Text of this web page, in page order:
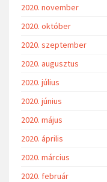
2020. november
2020. október
2020. szeptember
2020. augusztus
2020. július
2020. június
2020. május
2020. április
2020. március
2020. február